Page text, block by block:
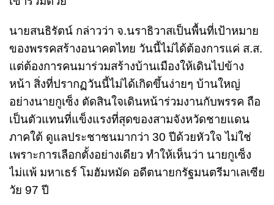
นายสนธิรัตน์ กล่าวว่า จ.นราธิวาสเป็นพื้นที่เป้าหมาย
ของพรรคสร้างอนาคตไทย วันนี้ไม่ได้ต้องการแค่ ส.ส.
แต่ต้องการคนมาร่วมสร้างบ้านเมืองให้เดินไปข้าง
หน้า สิ่งที่ปรากฏวันนี้ไม่ได้เกิดขึ้นง่ายๆ บ้านใหญ่
อย่างนายกูเซ็ง ตัดสินใจเดินหน้าร่วมงานกับพรรค ถือ
เป็นตัวแทนที่แข็งแรงที่สุดของสามจังหวัดชายแดน
ภาคใต้ ดูแลประชาชนมากว่า 30 ปีด้วยหัวใจ ไม่ใช่
เพราะการเลือกตั้งอย่างเดียว ทำให้เห็นว่า นายกูเซ็ง
ไม่แพ้ มหาเธร์ โมฮัมหมัด อดีตนายกรัฐมนตรีมาเลเซีย
วัย 97 ปี